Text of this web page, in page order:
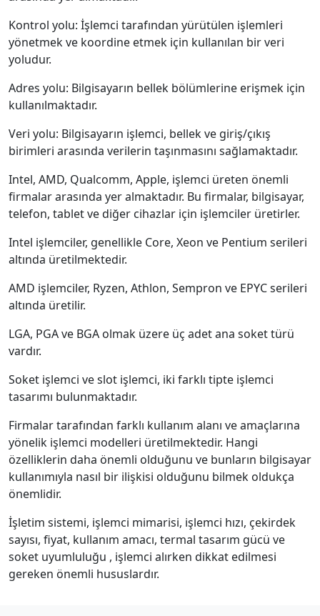
Kontrol yolu: İşlemci tarafından yürütülen işlemleri
yönetmek ve koordine etmek için kullanılan bir veri
yoludur.
Adres yolu: Bilgisayarın bellek bölümlerine erişmek için
kullanılmaktadır.
Veri yolu: Bilgisayarın işlemci, bellek ve giriş/çıkış
birimleri arasında verilerin taşınmasını sağlamaktadır.
Intel, AMD, Qualcomm, Apple, işlemci üreten önemli
firmalar arasında yer almaktadır. Bu firmalar, bilgisayar,
telefon, tablet ve diğer cihazlar için işlemciler üretirler.
Intel işlemciler, genellikle Core, Xeon ve Pentium serileri
altında üretilmektedir.
AMD işlemciler, Ryzen, Athlon, Sempron ve EPYC serileri
altında üretilir.
LGA, PGA ve BGA olmak üzere üç adet ana soket türü
vardır.
Soket işlemci ve slot işlemci, iki farklı tipte işlemci
tasarımı bulunmaktadır.
Firmalar tarafından farklı kullanım alanı ve amaçlarına
yönelik işlemci modelleri üretilmektedir. Hangi
özelliklerin daha önemli olduğunu ve bunların bilgisayar
kullanımıyla nasıl bir ilişkisi olduğunu bilmek oldukça
önemlidir.
İşletim sistemi, işlemci mimarisi, işlemci hızı, çekirdek
sayısı, fiyat, kullanım amacı, termal tasarım gücü ve
soket uyumluluğu , işlemci alırken dikkat edilmesi
gereken önemli hususlardır.